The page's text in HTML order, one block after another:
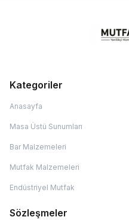
Kategoriler
Anasayfa
Masa Üstü Sunumları
Bar Malzemeleri
Mutfak Malzemeleri
Endüstriyel Mutfak
Sözleşmeler